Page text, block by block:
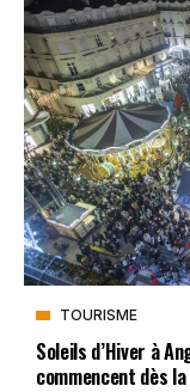
TOURISME
Soleils d’Hiver à
commencent dès